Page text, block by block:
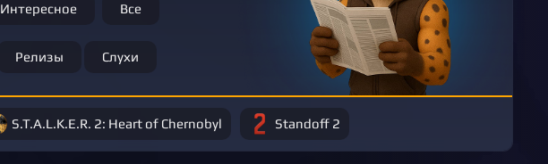
Интересное Все
Релизы Слухи
S.T.A.L.K.E.R. 2: Heart of Chernobyl Standoff 2